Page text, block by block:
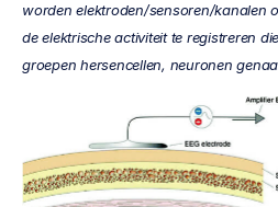
worden elektroden/sensoren/kanalen
de elektrische activiteit te registreren
groepen hersencellen, neuronen